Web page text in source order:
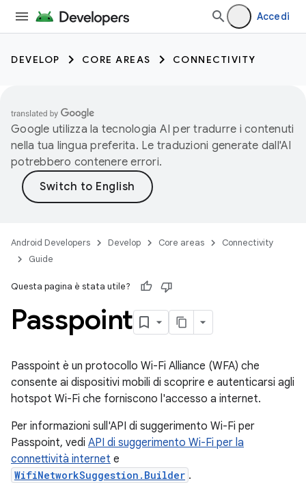
Accedi
DEVELOP CORE AREAS CONNECTIVITY
Google utilizza la tecnologia AI per tradurre i contenuti
nella tua lingua preferita. Le traduzioni generate dall'AI
potrebbero contenere errori.
Android Developers Develop Core areas
Connectivity
Guide
Questa pagina è stata utile?
Passpoint
Passpoint è un protocollo Wi-Fi Alliance (WFA) che
consente ai dispositivi mobili di scoprire e autenticarsi agli
hotspot Wi-Fi che forniscono l'accesso a internet.
Per informazioni sull'API di suggerimento Wi-Fi per
Passpoint, vedi API di suggerimento Wi-Fi per la
connettività internet e
WifiNetworkSuggestion.Builder .